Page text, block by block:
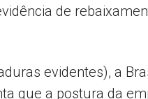
de
evidentes), a
que a postura da